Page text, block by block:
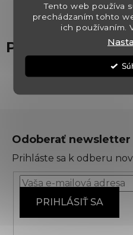
Tento web používa
prechádzaním tohto
ich používaním.
Popis
Odoberať newsletter
Prihláste sa k odberu
PRIHLÁSIŤ SA